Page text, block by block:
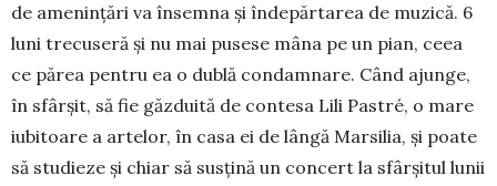
de amenințări va însemna și îndepărtarea de muzică. 6
luni trecuseră și nu mai pusese mâna pe un pian, ceea
ce părea pentru ea o dublă con­dam­nare. Când ajunge,
în sfârșit, să fie găzduită de con­tesa Lili Pastré, o mare
iubitoare a artelor, în casa ei de lângă Marsilia, și poate
să studieze și chiar să susțină un concert la sfârșitul lunii